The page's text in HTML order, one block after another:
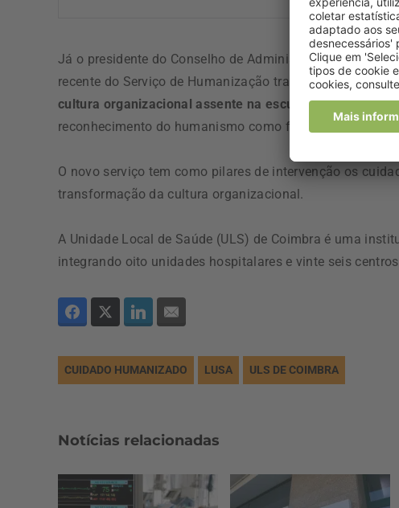
Já o presidente do Conselho de Administração da ULS
recente do Serviço de Humanização traduz o
cultura organizacional assente na escuta ativa, no
reconhecimento do humanismo como fundamento
O novo serviço tem como pilares de intervenção os
transformação da cultura organizacional.
A Unidade Local de Saúde (ULS) de Coimbra é uma
integrando oito unidades hospitalares e vinte seis
CUIDADO HUMANIZADO LUSA ULS DE COIMBRA
Notícias relacionadas